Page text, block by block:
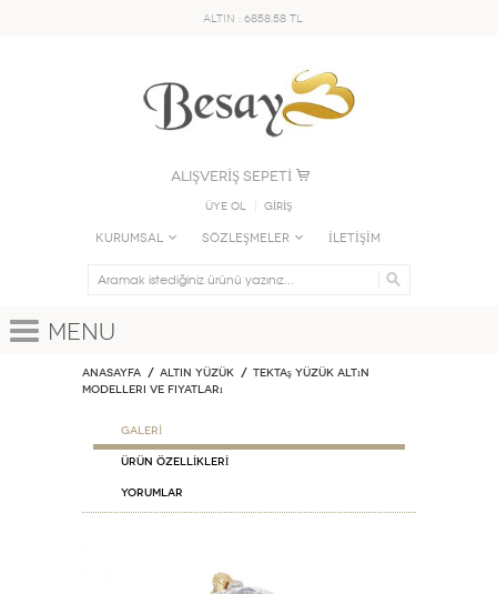
ALTIN : 6858.58 TL
ALIŞVERİŞ SEPETİ
Üye Ol GİRİŞ
KURUMSAL SÖZLEŞMELER İLETİŞİM
Menu
Anasayfa ALTIN YÜZÜK
Tektaş Yüzük Altın
Modelleri ve Fiyatları
GALERİ
ÜRÜN ÖZELLİKLERİ
Yorumlar